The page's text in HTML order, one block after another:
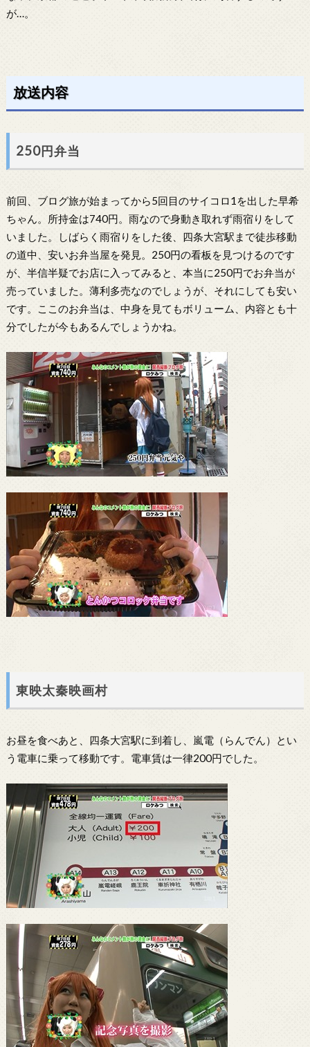
が…。
放送内容
250円弁当
前回、ブログ旅が始まってから5回目のサイコロ1を出した早希
ちゃん。所持金は740円。雨なので身動き取れず雨宿りをして
いました。しばらく雨宿りをした後、四条大宮駅まで徒歩移動
の道中、安いお弁当屋を発見。250円の看板を見つけるのです
が、半信半疑でお店に入ってみると、本当に250円でお弁当が
売っていました。薄利多売なのでしょうが、それにしても安い
です。ここのお弁当は、中身を見てもボリューム、内容とも十
分でしたが今もあるんでしょうかね。
東映太秦映画村
お昼を食べあと、四条大宮駅に到着し、嵐電（らんでん）とい
う電車に乗って移動です。電車賃は一律200円でした。